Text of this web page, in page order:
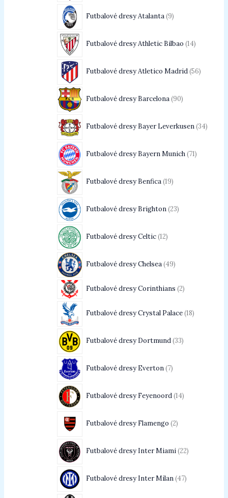
Futbalové dresy Atalanta 9
Futbalové dresy Athletic Bilbao 14
Futbalové dresy Atletico Madrid 56
Futbalové dresy Barcelona 90
Futbalové dresy Bayer Leverkusen 34
Futbalové dresy Bayern Munich 71
Futbalové dresy Benfica 19
Futbalové dresy Brighton 23
Futbalové dresy Celtic 12
Futbalové dresy Chelsea 49
Futbalové dresy Corinthians 2
Futbalové dresy Crystal Palace 18
Futbalové dresy Dortmund 33
Futbalové dresy Everton 7
Futbalové dresy Feyenoord 14
Futbalové dresy Flamengo 2
Futbalové dresy Inter Miami 22
Futbalové dresy Inter Milan 47